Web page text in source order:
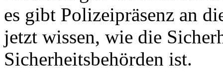
es gibt Polizeipräsenz an
jetzt wissen, wie die
Sicherheitsbehörden ist.